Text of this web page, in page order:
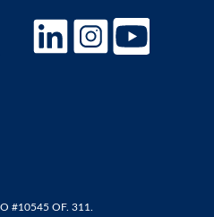
#10545 OF. 311.